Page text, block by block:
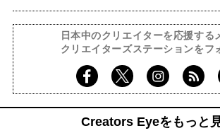
日本中のクリエイターを応援する
クリエイターズステーションをフ
Creators Eyeをもっと